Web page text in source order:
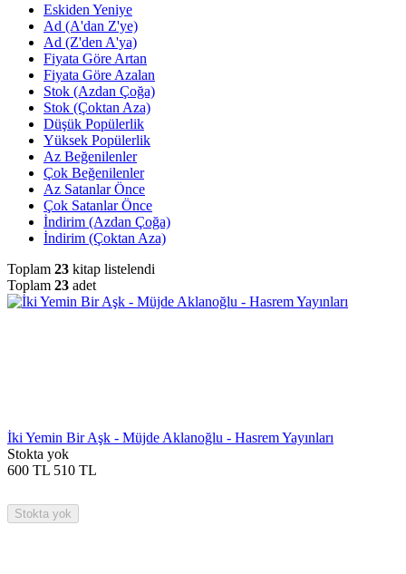
Eskiden Yeniye
Ad (A'dan Z'ye)
Ad (Z'den A'ya)
Fiyata Göre Artan
Fiyata Göre Azalan
Stok (Azdan Çoğa)
Stok (Çoktan Aza)
Düşük Popülerlik
Yüksek Popülerlik
Az Beğenilenler
Çok Beğenilenler
Az Satanlar Önce
Çok Satanlar Önce
İndirim (Azdan Çoğa)
İndirim (Çoktan Aza)
Toplam 23 kitap listelendi
Toplam 23 adet
İki Yemin Bir Aşk - Müjde Aklanoğlu - Hasrem Yayınları
Stokta yok
600 TL 510 TL
Stokta yok